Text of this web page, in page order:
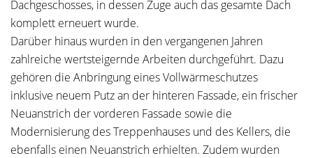
Dachgeschosses, in dessen Zuge auch das gesamte Dach
komplett erneuert wurde.
Darüber hinaus wurden in den vergangenen Jahren
zahlreiche wertsteigernde Arbeiten durchgeführt. Dazu
gehören die Anbringung eines Vollwärmeschutzes
inklusive neuem Putz an der hinteren Fassade, ein frischer
Neuanstrich der vorderen Fassade sowie die
Modernisierung des Treppenhauses und des Kellers, die
ebenfalls einen Neuanstrich erhielten. Zudem wurden